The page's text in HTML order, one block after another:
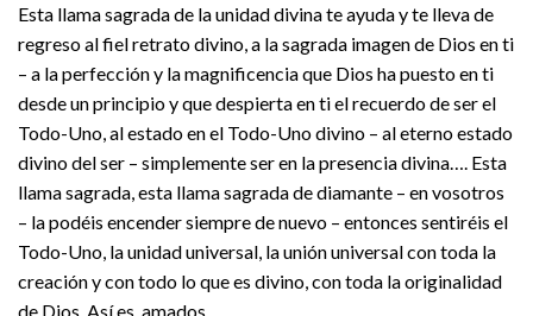
Esta llama sagrada de la unidad divina te ayuda y te lleva de
regreso al fiel retrato divino, a la sagrada imagen de Dios en ti
– a la perfección y la magnificencia que Dios ha puesto en ti
desde un principio y que despierta en ti el recuerdo de ser el
Todo-Uno, al estado en el Todo-Uno divino – al eterno estado
divino del ser – simplemente ser en la presencia divina…. Esta
llama sagrada, esta llama sagrada de diamante – en vosotros
– la podéis encender siempre de nuevo – entonces sentiréis el
Todo-Uno, la unidad universal, la unión universal con toda la
creación y con todo lo que es divino, con toda la originalidad
de Dios. Así es, amados.